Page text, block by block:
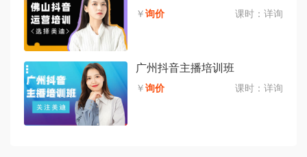
￥询价 课时： 详询
广州抖音主播培训班
￥询价 课时： 详询